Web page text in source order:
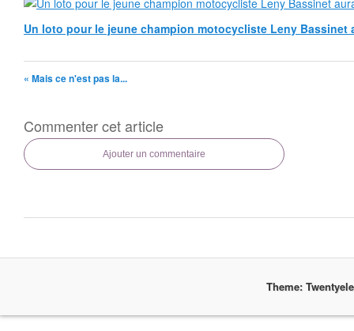
Un loto pour le jeune champion motocycliste Leny Bassinet
« Mais ce n'est pas la...
Commenter cet article
Ajouter un commentaire
Theme: